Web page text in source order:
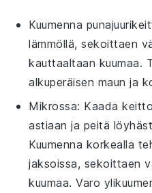
Kuumenna
lämmöllä, sekoittaen
kauttaaltaan kuumaa.
alkuperäisen maun ja
Mikrossa: Kaada
astiaan ja peitä
Kuumenna korkealla
jaksoissa, sekoittaen
kuumaa. Varo